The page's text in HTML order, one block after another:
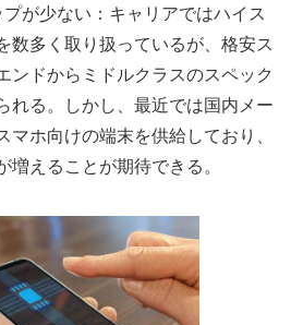
が少ない：キャリアではハイス
数多く取り扱っているが、格安ス
ンドからミドルクラスのスペック
れる。しかし、最近では国内メー
マホ向けの端末を供給しており、
えることが期待できる。